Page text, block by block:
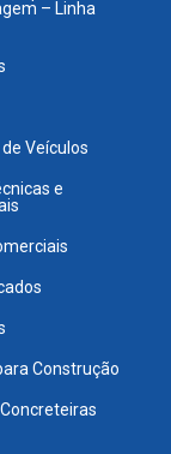
– Linha
Veículos
e
Construção